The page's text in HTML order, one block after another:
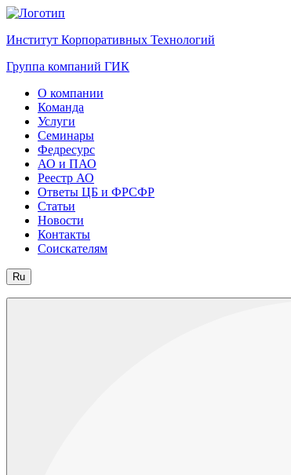
Институт Корпоративных Технологий
Группа компаний ГИК
О компании
Команда
Услуги
Семинары
Федресурс
АО и ПАО
Реестр АО
Ответы ЦБ и ФРСФР
Статьи
Новости
Контакты
Соискателям
Ru